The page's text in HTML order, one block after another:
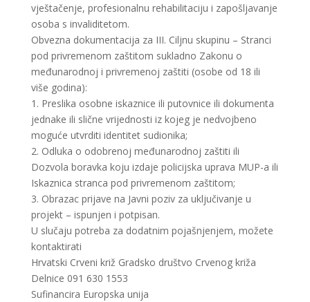
vještačenje, profesionalnu rehabilitaciju i zapošljavanje
osoba s invaliditetom.
Obvezna dokumentacija za III. Ciljnu skupinu – Stranci
pod privremenom zaštitom sukladno Zakonu o
međunarodnoj i privremenoj zaštiti (osobe od 18 ili
više godina):
1. Preslika osobne iskaznice ili putovnice ili dokumenta
jednake ili slične vrijednosti iz kojeg je nedvojbeno
moguće utvrditi identitet sudionika;
2. Odluka o odobrenoj međunarodnoj zaštiti ili
Dozvola boravka koju izdaje policijska uprava MUP-a ili
Iskaznica stranca pod privremenom zaštitom;
3. Obrazac prijave na Javni poziv za uključivanje u
projekt – ispunjen i potpisan.
U slučaju potreba za dodatnim pojašnjenjem, možete
kontaktirati
Hrvatski Crveni križ Gradsko društvo Crvenog križa
Delnice 091 630 1553
Sufinancira Europska unija